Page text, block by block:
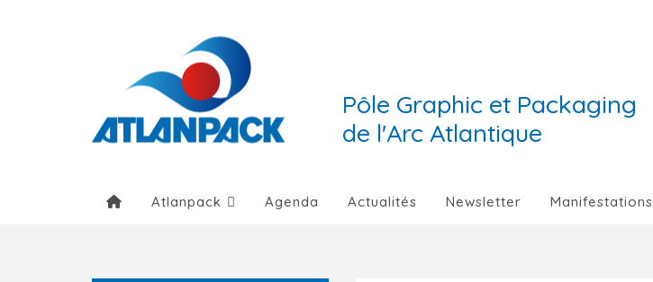
Pôle Graphic et Packaging
de l'Arc Atlantique
Atlanpack Agenda Actualités Newsletter Manifestations